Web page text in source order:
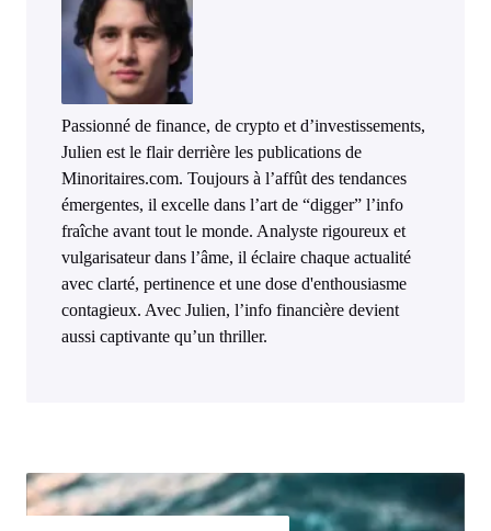
Passionné de finance, de crypto et d’investissements,
Julien est le flair derrière les publications de
Minoritaires.com. Toujours à l’affût des tendances
émergentes, il excelle dans l’art de “digger” l’info
fraîche avant tout le monde. Analyste rigoureux et
vulgarisateur dans l’âme, il éclaire chaque actualité
avec clarté, pertinence et une dose d'enthousiasme
contagieux. Avec Julien, l’info financière devient
aussi captivante qu’un thriller.